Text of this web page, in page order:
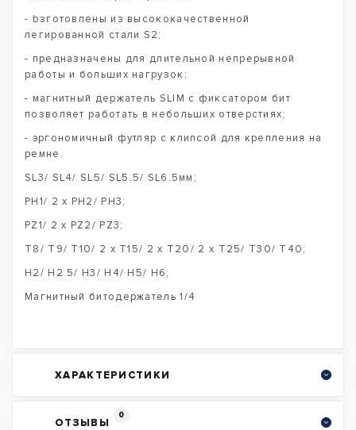
- bзготовлены из высококачественной
легированной стали S2;
- предназначены для длительной непрерывной
работы и больших нагрузок;
- магнитный держатель SLIM с фиксатором бит
позволяет работать в небольших отверстиях;
- эргономичный футляр с клипсой для крепления на
ремне.
SL3/ SL4/ SL5/ SL5.5/ SL6.5мм;
PH1/ 2 x PH2/ PH3;
PZ1/ 2 x PZ2/ PZ3;
T8/ T9/ T10/ 2 x T15/ 2 x T20/ 2 x T25/ T30/ T40;
H2/ H2.5/ H3/ H4/ H5/ H6;
Магнитный битодержатель 1/4
ХАРАКТЕРИСТИКИ
ОТЗЫВЫ
0